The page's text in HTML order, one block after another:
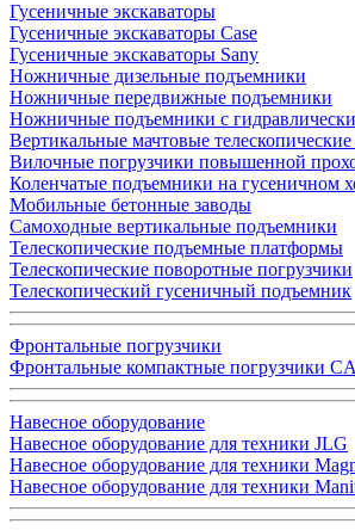
Гусеничные экскаваторы
Гусеничные экскаваторы Case
Гусеничные экскаваторы Sany
Ножничные дизельные подъемники
Ножничные передвижные подъемники
Ножничные подъемники с
Вертикальные мачтовые
Вилочные погрузчики повышенной
Коленчатые подъемники на гусеничном
Мобильные бетонные заводы
Самоходные вертикальные подъемники
Телескопические подъемные платформы
Телескопические поворотные погрузчики
Телескопический гусеничный подъемник
Фронтальные погрузчики
Фронтальные компактные погрузчики
Навесное оборудование
Навесное оборудование для техники JLG
Навесное оборудование для техники
Навесное оборудование для техники